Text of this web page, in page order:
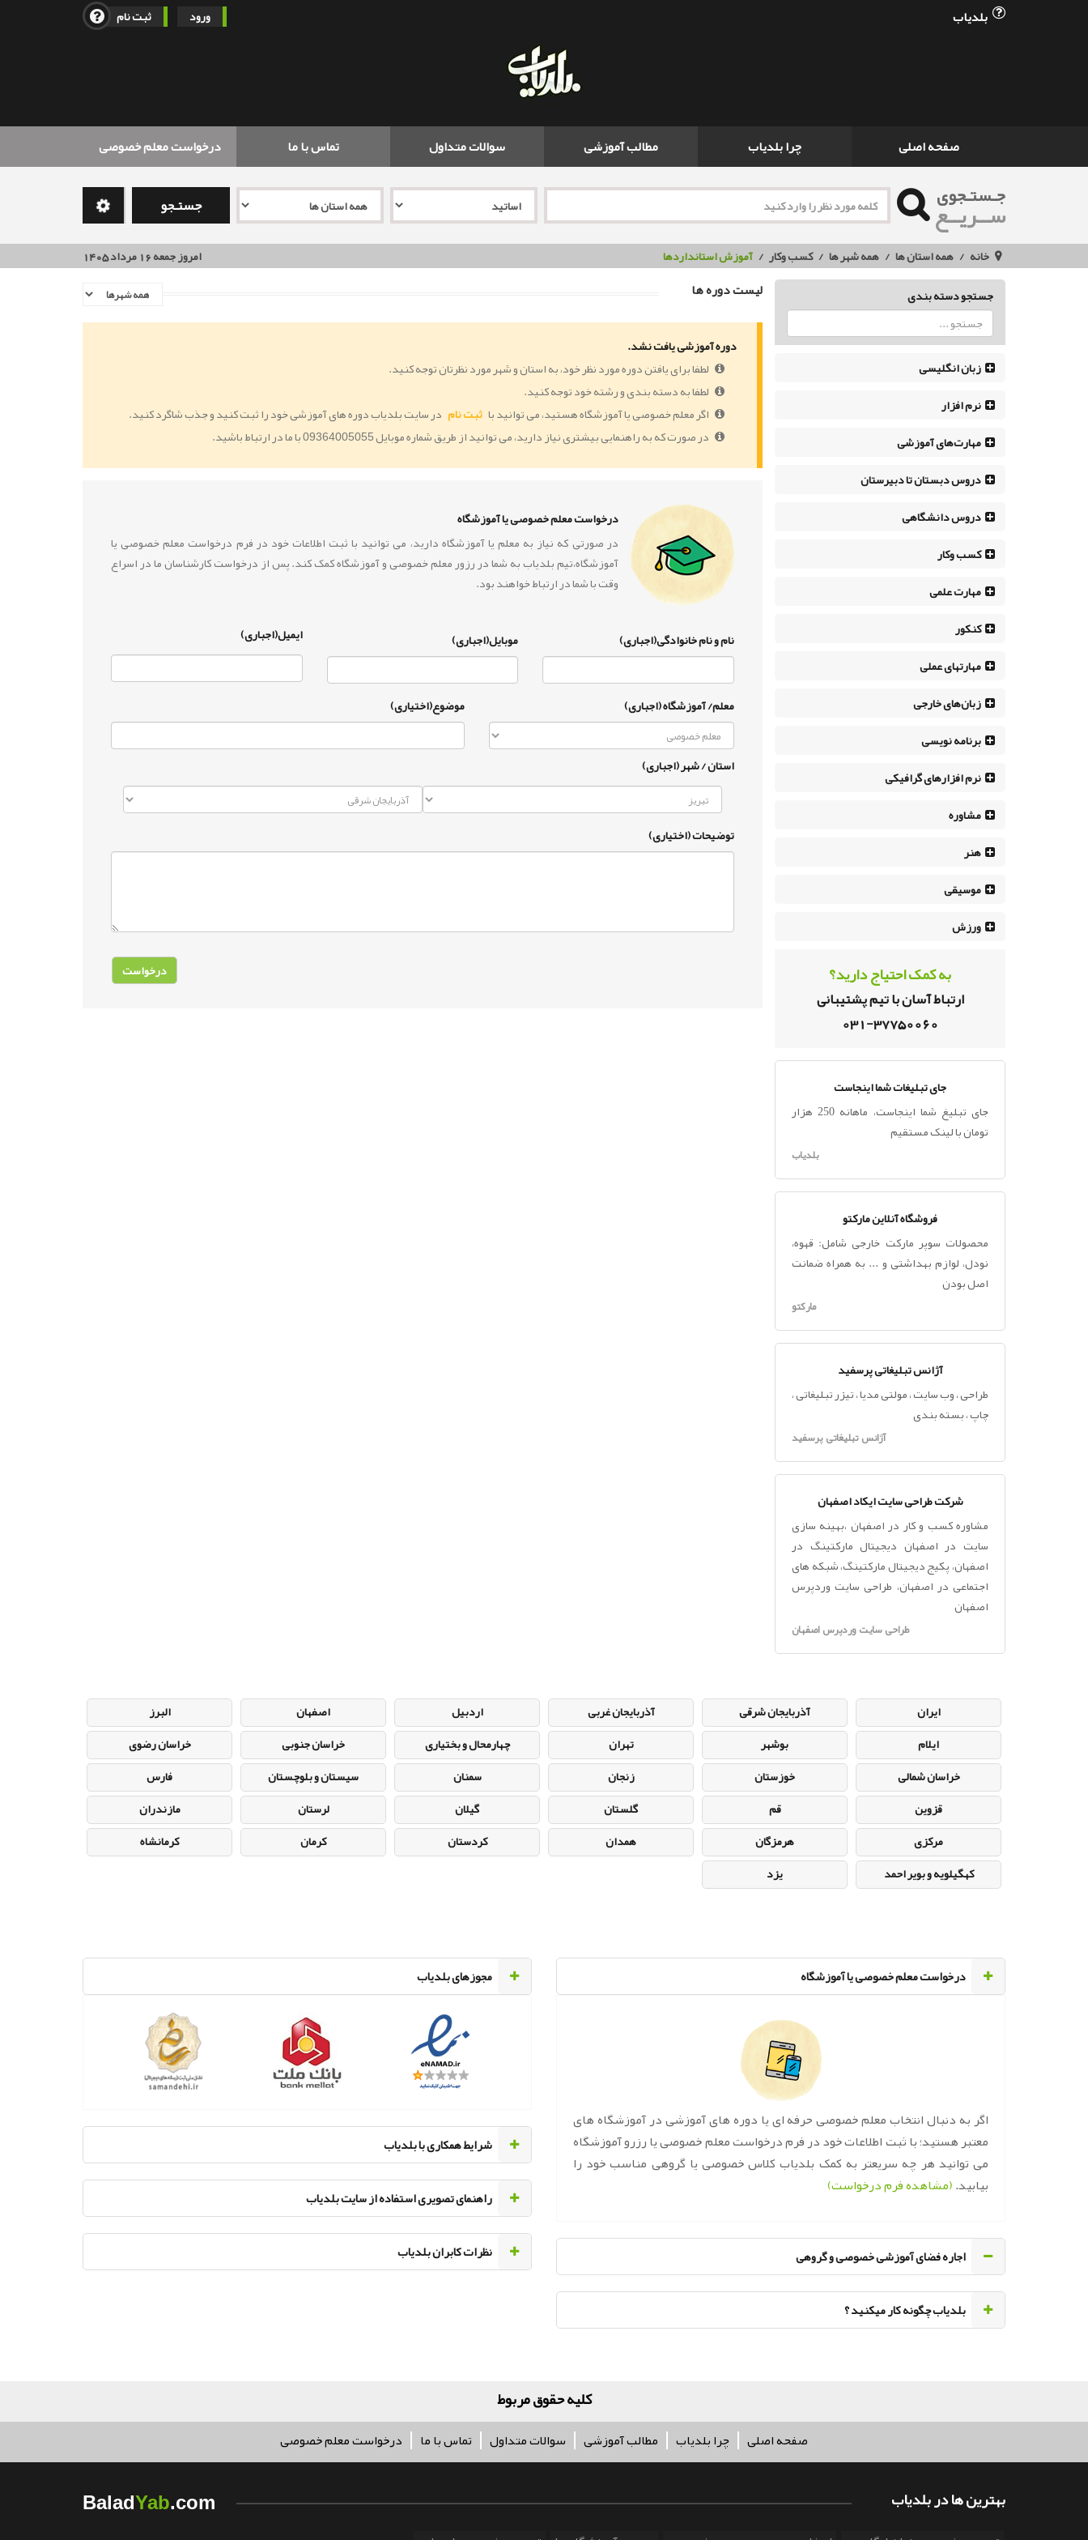
ورود ثبت نام بلدیاب
صفحه اصلی چرا بلدیاب مطالب آموزشی سوالات متداول تماس با ما درخواست معلم خصوصی
جـستـجوی
ســریــع جستـجو
خانه همه استان ها همه شهر ها کسب وکار آموزش استانداردها
امروز جمعه 16 مرداد 1405
جستجو دسته بندی
زبان انگلیسی
نرم افزار
مهارت‌های آموزشی
دروس دبستان تا دبیرستان
دروس دانشگاهی
کسب وکار
مهارت علمی
کنکور
مهارتهای عملی
زبان‌های خارجی
برنامه نویسی
نرم افزار‌های گرافیکی
مشاوره
هنر
موسیقی
ورزش
به کمک احتیاج دارید؟
ارتباط آسان با تیم پشتیبانی
031-37750060
جای تبلیغات شما اینجاست
جای تبلیغ شما اینجاست، ماهانه 250 هزار
تومان با لینک مستقیم
بلدیاب
فروشگاه آنلاین مارکتو
محصولات سوپر مارکت خارجی شامل: قهوه،
نودل، لوازم بهداشتی و ... به همراه ضمانت
اصل بودن
مارکتو
آژانس تبلیغاتی پرسفید
طراحی ، وب سایت ، مولتی مدیا ، تیزر تبلیغاتی ،
چاپ ، بسته بندی
آژانس تبلیغاتی پرسفید
شرکت طراحی سایت ایکاد اصفهان
مشاوره کسب و کار در اصفهان ،بهینه سازی
سایت در اصفهان دیجیتال مارکتینگ در
اصفهان، پکیج دیجیتال مارکتینگ، شبکه های
اجتماعی در اصفهان، طراحی سایت وردپرس
اصفهان
طراحی سایت وردپرس اصفهان
لیست دوره ها
دوره آموزشی یافت نشد.
لطفا برای یافتن دوره مورد نظر خود، به استان و شهر مورد نظرتان توجه کنید.
لطفا به دسته بندی و رشته خود توجه کنید.
اگر معلم خصوصی یا آموزشگاه هستید، می توانید با ثبت نام در سایت بلدیاب دوره های آموزشی خود را ثبت کنید و جذب شاگرد کنید.
در صورت که به راهنمایی بیشتری نیاز دارید، می توانید از طریق شماره موبایل 09364005055 با ما در ارتباط باشید.
درخواست معلم خصوصی یا آموزشگاه
در صورتی که نیاز به معلم یا آموزشگاه دارید، می توانید با ثبت اطلاعات خود در فرم درخواست معلم خصوصی یا
آموزشگاه،تیم بلدیاب به شما در رزور معلم خصوصی و آموزشگاه کمک کند. پس از درخواست کارشناسان ما در اسراع
وقت با شما در ارتباط خواهند بود.
نام و نام خانوادگی(اجباری) موبایل(اجباری) ایمیل(اجباری)
معلم/ آموزشگاه (اجباری) موضوع(اختیاری)
استان / شهر (اجباری)
توضیحات (اختیاری)
ایران آذربایجان شرقی آذربایجان غربی اردبیل اصفهان
البرز
ایلام
بوشهر تهران چهارمحال و بختیاری خراسان جنوبی
خراسان رضوی
خراسان شمالی
خوزستان زنجان سمنان سیستان و بلوچستان
فارس
قزوین
قم گلستان گیلان لرستان
مازندران
مرکزی
هرمزگان همدان کردستان کرمان
کرمانشاه
کهگیلویه و بویر احمد
یزد
‌درخواست معلم خصوصی یا آموزشگاه
اگر به دنبال انتخاب معلم خصوصی حرفه ای یا دوره های آموزشی در آموزشگاه های
معتبر هستید؛ با ثبت اطلاعات خود در فرم درخواست معلم خصوصی یا رزرو آموزشگاه
می توانید هر چه سریعتر به کمک بلدیاب کلاس خصوصی یا گروهی مناسب خود را
بیابید.(مشاهده فرم درخواست)
اجاره فضای آموزشی خصوصی و گروهی
‌بلدیاب چگونه کار میکنید ؟
مجوزهای بلدیاب
‌شرایط همکاری با بلدیاب
راهنمای تصویری استفاده از سایت بلدیاب
نظرات کابران بلدیاب
کلیه حقوق مربوط به آژانس تبل
صفحه اصلی چرا بلدیاب مطالب آموزشی سوالات متداول تماس با ما درخواست معلم خصوصی
بهترین ها در بلدیاب BaladYab.com